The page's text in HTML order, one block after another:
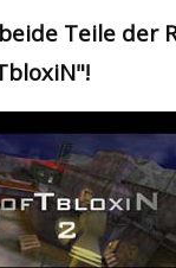
Teile der